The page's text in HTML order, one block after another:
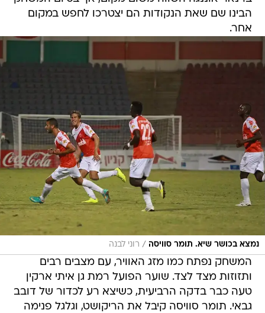
הבינו שם שאת הנקודות הם יצטרכו לחפש במקום
אחר.
נמצא בכושר שיא. תומר סוויסה / רוני לבנה
המשחק נפתח כמו מזג האוויר, עם מצבים רבים
ותזוזות מצד לצד. שוער הפועל רמת גן איתי ארקין
טעה כבר בדקה הרביעית, כשיצא רע לכדור של דובב
גבאי. תומר סוויסה קיבל את הריקושט, וגלגל פנימה